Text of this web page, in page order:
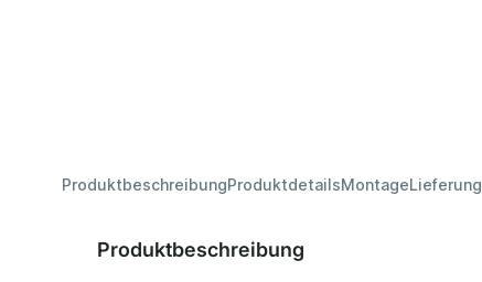
ProduktbeschreibungProduktdetailsMontage
Produktbeschreibung